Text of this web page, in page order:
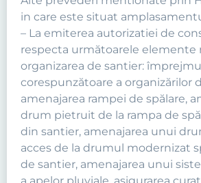
in care este situat
– La emiterea autorizatiei de
respecta următoarele elemente
organizarea de santier:
corespunzătoare a organizărilor
amenajarea rampei de spălare,
drum pietruit de la rampa de
din santier, amenajarea unui
acces de la drumul modernizat
de santier, amenajarea unui